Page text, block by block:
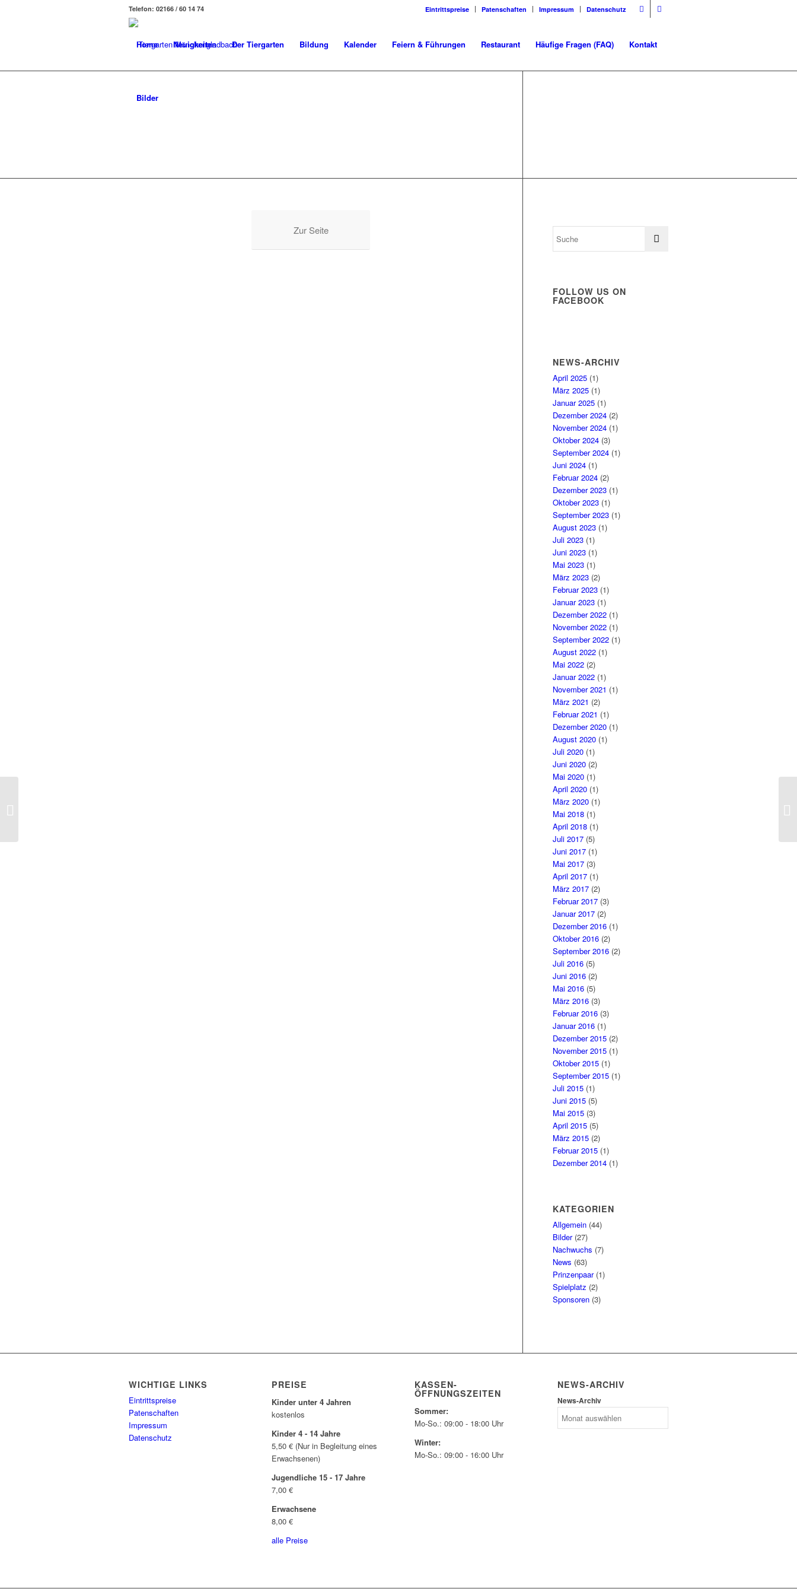
Eintrittspreise Patenschaften Impressum Datenschutz
Telefon: 02166 / 60 14 74
Home Neuigkeiten Der Tiergarten Bildung Kalender Feiern & Führungen Restaurant Häufige Fragen (FAQ) Kontakt
Bilder
Zur Seite
FOLLOW US ON
FACEBOOK
NEWS-ARCHIV
April 2025 (1)
März 2025 (1)
Januar 2025 (1)
Dezember 2024 (2)
November 2024 (1)
Oktober 2024 (3)
September 2024 (1)
Juni 2024 (1)
Februar 2024 (2)
Dezember 2023 (1)
Oktober 2023 (1)
September 2023 (1)
August 2023 (1)
Juli 2023 (1)
Juni 2023 (1)
Mai 2023 (1)
März 2023 (2)
Februar 2023 (1)
Januar 2023 (1)
Dezember 2022 (1)
November 2022 (1)
September 2022 (1)
August 2022 (1)
Mai 2022 (2)
Januar 2022 (1)
November 2021 (1)
März 2021 (2)
Februar 2021 (1)
Dezember 2020 (1)
August 2020 (1)
Juli 2020 (1)
Juni 2020 (2)
Mai 2020 (1)
April 2020 (1)
März 2020 (1)
Mai 2018 (1)
April 2018 (1)
Juli 2017 (5)
Juni 2017 (1)
Mai 2017 (3)
April 2017 (1)
März 2017 (2)
Februar 2017 (3)
Januar 2017 (2)
Dezember 2016 (1)
Oktober 2016 (2)
September 2016 (2)
Juli 2016 (5)
Juni 2016 (2)
Mai 2016 (5)
März 2016 (3)
Februar 2016 (3)
Januar 2016 (1)
Dezember 2015 (2)
November 2015 (1)
Oktober 2015 (1)
September 2015 (1)
Juli 2015 (1)
Juni 2015 (5)
Mai 2015 (3)
April 2015 (5)
März 2015 (2)
Februar 2015 (1)
Dezember 2014 (1)
KATEGORIEN
Allgemein (44)
Bilder(27)
Nachwuchs (7)
News (63)
Prinzenpaar(1)
Spielplatz (2)
Sponsoren (3)
WICHTIGE LINKS
Eintrittspreise
Patenschaften
Impressum
Datenschutz
PREISE
Kinder unter 4 Jahren
kostenlos
Kinder 4 - 14 Jahre
5,50 € (Nur in Begleitung eines
Erwachsenen)
Jugendliche 15 - 17 Jahre
7,00 €
Erwachsene
8,00 €
alle Preise
KASSEN-
ÖFFNUNGSZEITEN
Sommer:
Mo-So.: 09:00 - 18:00 Uhr
Winter:
Mo-So.: 09:00 - 16:00 Uhr
NEWS-ARCHIV
News-Archiv